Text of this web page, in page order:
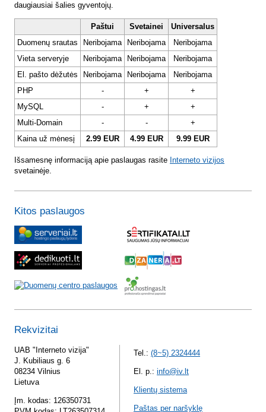
daugiausiai šalies gyventojų.
Paštui Svetainei
Universalus
Duomenų srautas
Neribojama Neribojama
Neribojama
Vieta serveryje
Neribojama Neribojama
Neribojama
El. pašto dėžutės
Neribojama Neribojama
Neribojama
PHP
- +
+
MySQL
- +
+
Multi-Domain
- -
+
Kaina už mėnesį
2.99 EUR 4.99 EUR 9.99 EUR
Išsamesnę informaciją apie paslaugas rasite Interneto vizijos
svetainėje.
Kitos paslaugos
Rekvizitai
UAB "Interneto vizija"
J. Kubiliaus g. 6
08234 Vilnius
Lietuva
Įm. kodas: 126350731
Tel.: (8~5) 2324444
El. p.: info@iv.lt
Klientų sistema
Paštas per naršyklę